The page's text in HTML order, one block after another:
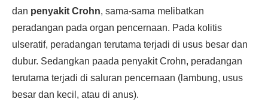
dan penyakit Crohn, sama-sama melibatkan
peradangan pada organ pencernaan. Pada kolitis
ulseratif, peradangan terutama terjadi di usus besar dan
dubur. Sedangkan paada penyakit Crohn, peradangan
terutama terjadi di saluran pencernaan (lambung, usus
besar dan kecil, atau di anus).